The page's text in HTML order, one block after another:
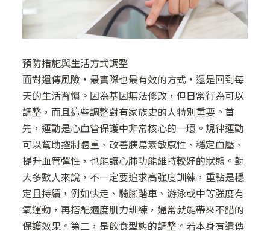
預防措施與生活方式調整
面對遺傳風險，最實際也最有效的方式，還是回到每
天的生活習慣。因為基因無法修改，但日常行為可以
調整，而且這些調整對有家族史的人特別重要。首
先，運動是心血管保護中非常核心的一環。規律運動
可以幫助控制體重、改善胰島素敏感性、穩定血壓、
提升血管彈性，也能讓心肺功能維持較好的狀態。對
大多數人來說，不一定要追求高強度訓練，重點是穩
定且持續，例如快走、騎腳踏車、游泳或中等強度有
氧運動，再搭配適度肌力訓練，通常就能帶來不錯的
保護效果。第二，是飲食型態的調整。若本身有遺傳